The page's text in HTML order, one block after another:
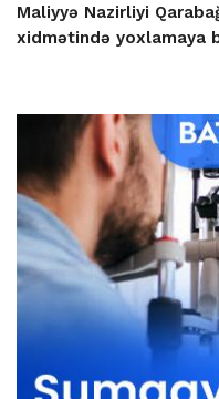
Maliyyə Nazirliyi
xidmətində yoxlamaya